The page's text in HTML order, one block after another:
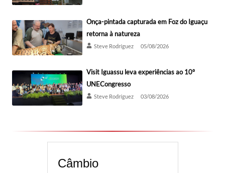
Onça-pintada capturada em Foz do Iguaçu
retorna à natureza
Steve Rodríguez 05/08/2026
Visit Iguassu leva experiências ao 10º
UNECongresso
Steve Rodríguez 03/08/2026
Câmbio